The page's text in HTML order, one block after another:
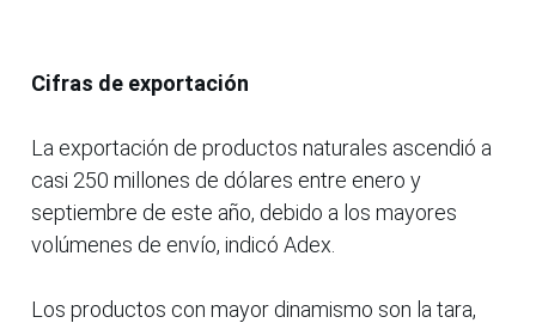
Cifras de exportación
La exportación de productos naturales ascendió a
casi 250 millones de dólares entre enero y
septiembre de este año, debido a los mayores
volúmenes de envío, indicó Adex.
Los productos con mayor dinamismo son la tara,